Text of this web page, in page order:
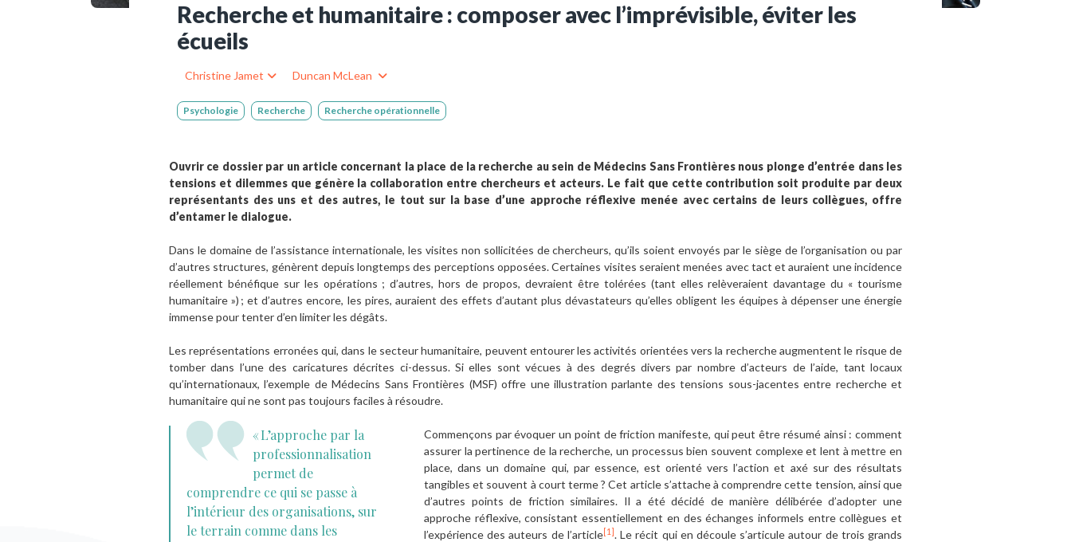
Recherche et humanitaire : composer avec l’imprévisible, éviter les
écueils
Christine Jamet Duncan McLean
Psychologie Recherche Recherche opérationnelle
Ouvrir ce dossier par un article concernant la place de la recherche au sein de Médecins Sans Frontières nous plonge d’entrée dans les
tensions et dilemmes que génère la collaboration entre chercheurs et acteurs. Le fait que cette contribution soit produite par deux
représentants des uns et des autres, le tout sur la base d’une approche réflexive menée avec certains de leurs collègues, offre
d’entamer le dialogue.
Dans le domaine de l’assistance internationale, les visites non sollicitées de chercheurs, qu’ils soient envoyés par le siège de l’organisation ou par
d’autres structures, génèrent depuis longtemps des perceptions opposées. Certaines visites seraient menées avec tact et auraient une incidence
réellement bénéfique sur les opérations ; d’autres, hors de propos, devraient être tolérées (tant elles relèveraient davantage du « tourisme
humanitaire ») ; et d’autres encore, les pires, auraient des effets d’autant plus dévastateurs qu’elles obligent les équipes à dépenser une énergie
immense pour tenter d’en limiter les dégâts.
Les représentations erronées qui, dans le secteur humanitaire, peuvent entourer les activités orientées vers la recherche augmentent le risque de
tomber dans l’une des caricatures décrites ci-dessus. Si elles sont vécues à des degrés divers par nombre d’acteurs de l’aide, tant locaux
qu’internationaux, l’exemple de Médecins Sans Frontières (MSF) offre une illustration parlante des tensions sous-jacentes entre recherche et
humanitaire qui ne sont pas toujours faciles à résoudre.
« L’approche par la
professionnalisation
permet de
comprendre ce qui se passe à
l’intérieur des organisations, sur
le terrain comme dans les
Commençons par évoquer un point de friction manifeste, qui peut être résumé ainsi : comment
assurer la pertinence de la recherche, un processus bien souvent complexe et lent à mettre en
place, dans un domaine qui, par essence, est orienté vers l’action et axé sur des résultats
tangibles et souvent à court terme ? Cet article s’attache à comprendre cette tension, ainsi que
d’autres points de friction similaires. Il a été décidé de manière délibérée d’adopter une
approche réflexive, consistant essentiellement en des échanges informels entre collègues et
l’expérience des auteurs de l’article[1]. Le récit qui en découle s’articule autour de trois grands